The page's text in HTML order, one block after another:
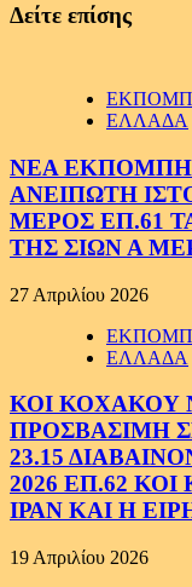
Δείτε επίσης
ΕΛΛΑΔΑ
ΝΕΑ
ΑΝΕΙΠΩΤΗ
ΜΕΡΟΣ ΕΠ.61
ΤΗΣ ΣΙΩΝ Α
27 Απριλίου 2026
ΕΛΛΑΔΑ
ΚΟΙ
ΠΡΟΣΒΑΣΙΜΗ
23.15
2026 ΕΠ.62
ΙΡΑΝ ΚΑΙ Η
19 Απριλίου 2026